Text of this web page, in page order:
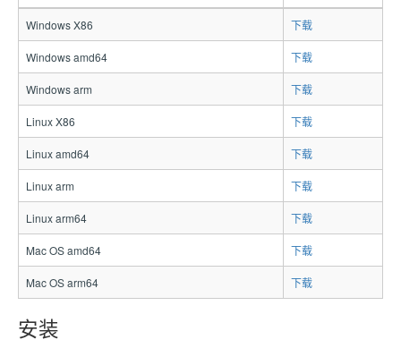
Windows X86 下载
Windows amd64 下载
Windows arm 下载
Linux X86 下载
Linux amd64 下载
Linux arm 下载
Linux arm64 下载
Mac OS amd64 下载
Mac OS arm64 下载
安装